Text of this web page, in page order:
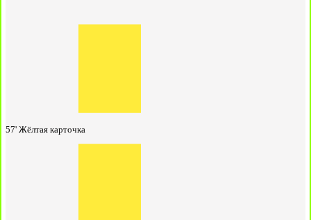
57' Жёлтая карточка